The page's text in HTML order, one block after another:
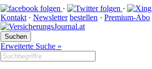
· ·
Kontakt · Newsletter bestellen · Premium-Abo
Erweiterte Suche »